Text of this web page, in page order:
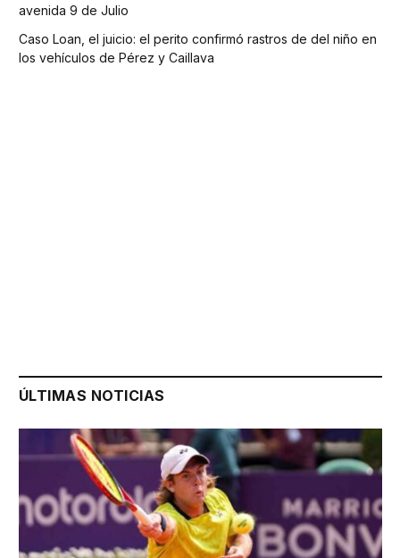
avenida 9 de Julio
Caso Loan, el juicio: el perito confirmó rastros de del niño en
los vehículos de Pérez y Caillava
ÚLTIMAS NOTICIAS